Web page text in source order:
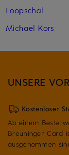
Loopschal
Michael Kors
UNSERE
Kostenloser
Ab einem
Breuninger Card
ausgenommen